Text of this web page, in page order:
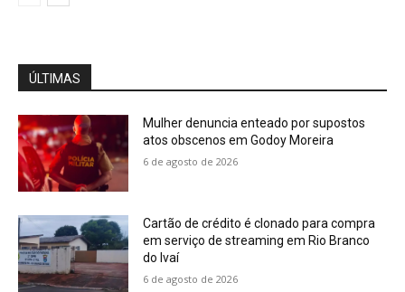
ÚLTIMAS
Mulher denuncia enteado por supostos
atos obscenos em Godoy Moreira
6 de agosto de 2026
Cartão de crédito é clonado para compra
em serviço de streaming em Rio Branco
do Ivaí
6 de agosto de 2026